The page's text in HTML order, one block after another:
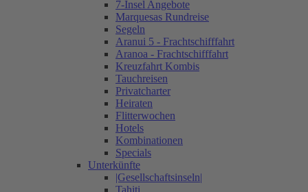
7-Insel Angebote
Marquesas Rundreise
Segeln
Aranui 5 - Frachtschifffahrt
Aranoa - Frachtschifffahrt
Kreuzfahrt Kombis
Tauchreisen
Privatcharter
Heiraten
Flitterwochen
Hotels
Kombinationen
Specials
Unterkünfte
|Gesellschaftsinseln|
Tahiti